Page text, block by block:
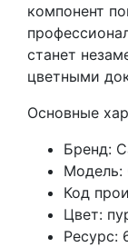
компонент
станет
цветными
Основные
Бренд:
Модель:
Код
Цвет:
Ресурс: